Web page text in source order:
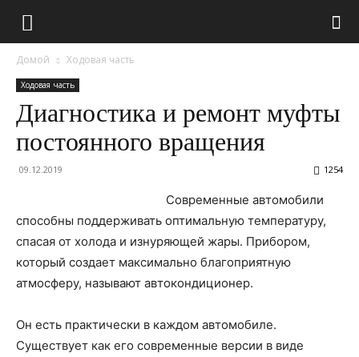
Домой Ходовая часть
Ходовая часть
Диагностика и ремонт муфты
постоянного вращения
09.12.2019 1254
Современные автомобили
способны поддерживать оптимальную температуру,
спасая от холода и изнуряющей жары. Прибором,
который создает максимально благоприятную
атмосферу, называют автокондиционер.
Он есть практически в каждом автомобиле.
Существует как его современные версии в виде